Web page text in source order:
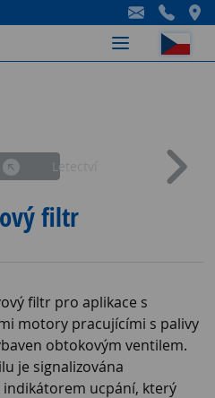
-
-
-
Letectví
filtr
filtr pro aplikace s
motory pracujícími s palivy
obtokovým ventilem.
je signalizována
ucpání, který